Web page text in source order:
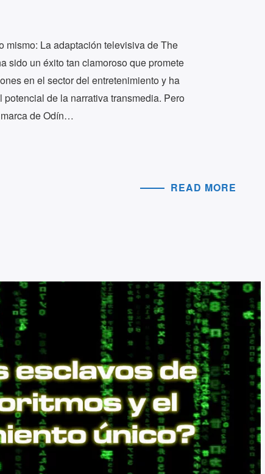
mismo: La adaptación televisiva de The
sido un éxito tan clamoroso que promete
en el sector del entretenimiento y ha
de la narrativa transmedia. Pero
de Odín…
READ MORE